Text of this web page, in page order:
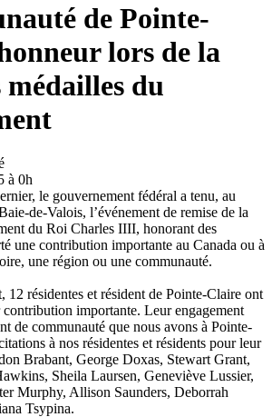
de Pointe-
lors de la
médailles du
à 0h
le gouvernement fédéral a tenu, au
de-Valois, l’événement de remise de la
du Roi Charles IIII, honorant des
une contribution importante au Canada ou à
une région ou une communauté.
12 résidentes et résident de Pointe-Claire ont
importante. Leur engagement
de communauté que nous avons à Pointe-
à nos résidentes et résidents pour leur
Brabant, George Doxas, Stewart Grant,
Sheila Laursen, Geneviève Lussier,
Murphy, Allison Saunders, Deborrah
Tsypina.